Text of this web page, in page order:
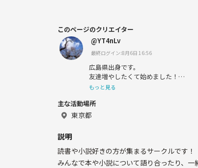
このページのクリエイター
@YT4nLv
最終ログイン:8月6日 16:56
広島県出身です。
友達増やしたくて始めました！
仲良くしてもらえたら嬉しいです☺️
趣味
コーヒー(淹れるのも挑戦中)
クラシック鑑賞(ドヴォルザークとか)
読書(小説)
もっと見る
主な活動場所
東京都
説明
読書や小説好きの方が集まるサークルです！
みんなで本や小説について語り合ったり、